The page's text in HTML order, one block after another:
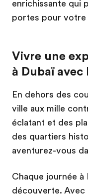
enrichissante qui
portes pour votre
Vivre une
à Dubaï avec
En dehors des
ville aux mille
éclatant et des
des quartiers
aventurez-vous
Chaque journée à
découverte. Avec